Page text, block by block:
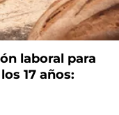
laboral para
17 años: